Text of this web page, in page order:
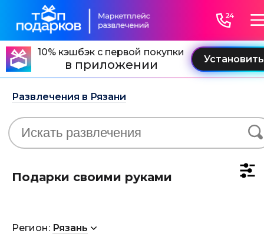
10% кэшбэк с первой покупки
в приложении
Развлечения в Рязани
Подарки своими руками
Регион: Рязань